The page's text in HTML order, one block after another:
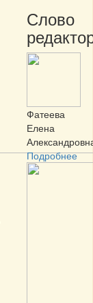
Слово
Фатеева
Елена
Подробнее